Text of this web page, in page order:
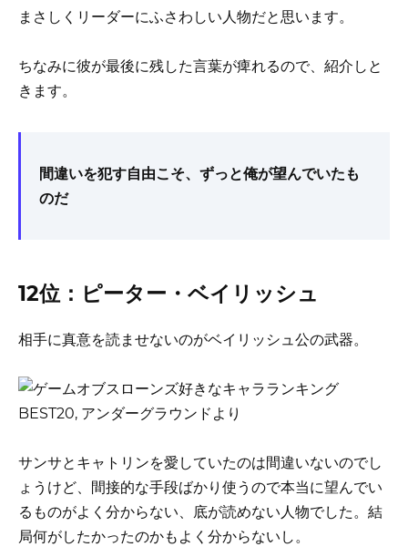
まさしくリーダーにふさわしい人物だと思います。
ちなみに彼が最後に残した言葉が痺れるので、紹介しと
きます。
間違いを犯す自由こそ、ずっと俺が望んでいたも
のだ
12位：ピーター・ベイリッシュ
相手に真意を読ませないのがベイリッシュ公の武器。
サンサとキャトリンを愛していたのは間違いないのでし
ょうけど、間接的な手段ばかり使うので本当に望んでい
るものがよく分からない、底が読めない人物でした。結
局何がしたかったのかもよく分からないし。